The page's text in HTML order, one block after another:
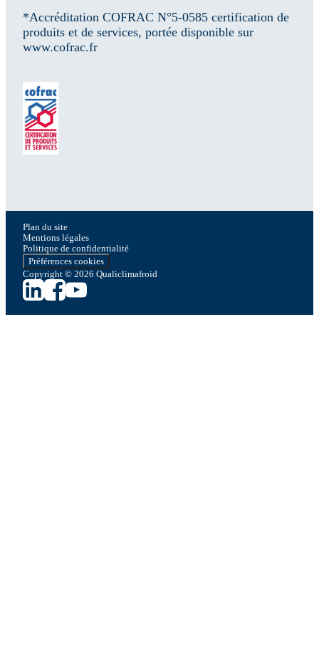
*Accréditation COFRAC N°5-0585 certification de
produits et de services, portée disponible sur
www.cofrac.fr
Plan du site
Mentions légales
Politique de confidentialité
Préférences cookies
Copyright © 2026 Qualiclimafroid